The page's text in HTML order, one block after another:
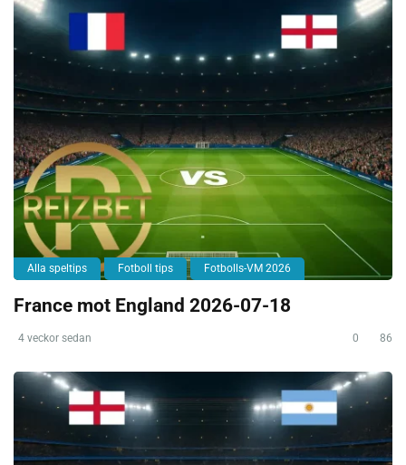
Alla speltips Fotboll tips Fotbolls-VM 2026
France mot England 2026-07-18
4 veckor sedan 0 86